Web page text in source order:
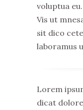
voluptua
Vis ut
sit dico
laboramus
Lorem
dicat